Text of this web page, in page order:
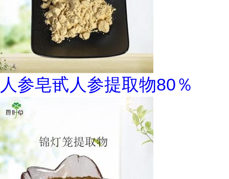
人参皂甙人参提取物80％